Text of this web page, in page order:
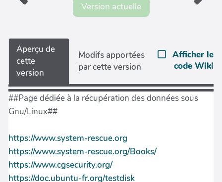
Version actuelle
Aperçu de
cette
version
Modifs apportées
par cette version
Afficher le
code Wiki